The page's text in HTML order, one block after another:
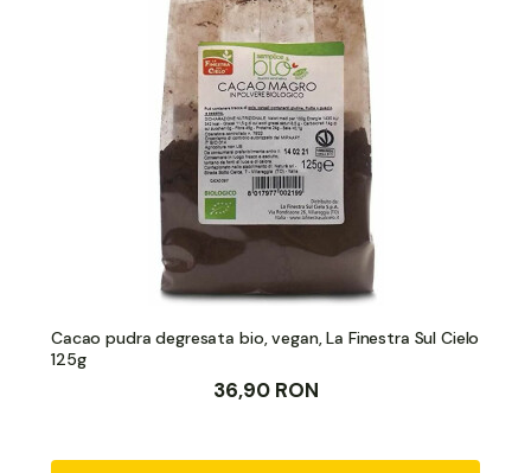
Cacao pudra degresata bio, vegan, La Finestra Sul Cielo
125g
36,90 RON